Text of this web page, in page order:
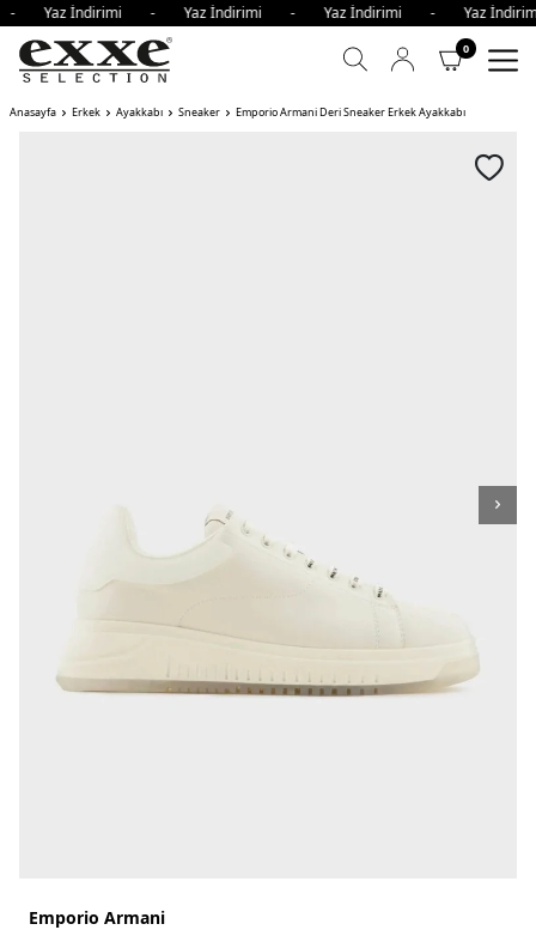
- Yaz İndirimi - Yaz İndirimi - Yaz İndirimi - Yaz
0
Anasayfa Erkek Ayakkabı Sneaker Emporio Armani Deri Sneaker Erkek Ayakkabı
Emporio Armani